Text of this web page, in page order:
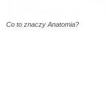
Co to znaczy Anatomia?